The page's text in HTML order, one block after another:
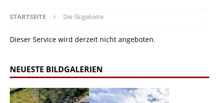
STARTSEITE Die Skigebiete
Dieser Service wird derzeit nicht angeboten.
NEUESTE BILDGALERIEN